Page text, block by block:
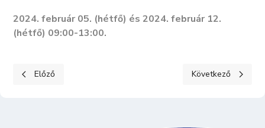
2024. február 05. (hétfő) és 2024. február 12.
(hétfő) 09:00-13:00.
Előző cikk: Vállalkozói fogadás 2024
Előző Következő cikk:
Következő